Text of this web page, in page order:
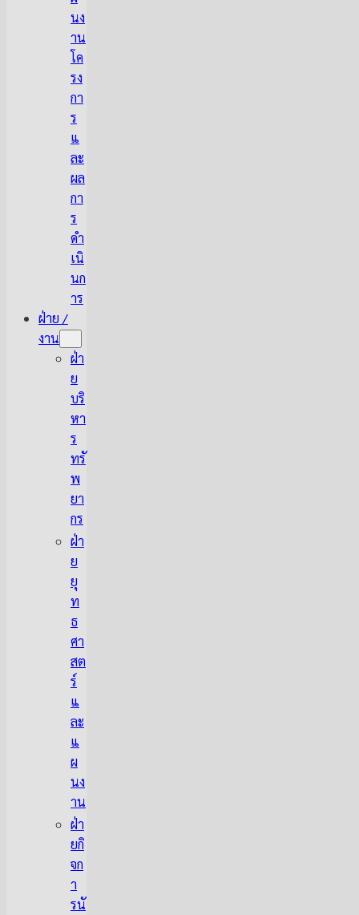
นง
าน
โค
รง
กา
ร
แ
ละ
ผล
กา
ร
ดำ
เนิ
นก
าร
ฝ่าย /
งาน
ฝ่า
ย
บริ
หา
ร
ทรั
พ
ยา
กร
ฝ่า
ย
ยุ
ท
ธ
ศา
สต
ร์
แ
ละ
แ
ผ
นง
าน
ฝ่า
ยกิ
จก
า
รนั